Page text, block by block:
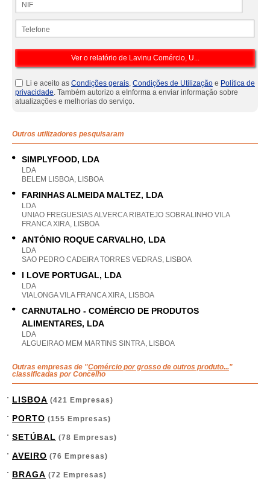
Li e aceito as Condições gerais, Condições de Utilização e Política de
privacidade. Também autorizo a eInforma a enviar informação sobre
atualizações e melhorias do serviço.
Outros utilizadores pesquisaram
SIMPLYFOOD, LDA
LDA
BELEM LISBOA, LISBOA
FARINHAS ALMEIDA MALTEZ, LDA
LDA
UNIAO FREGUESIAS ALVERCA RIBATEJO SOBRALINHO VILA
FRANCA XIRA, LISBOA
ANTÓNIO ROQUE CARVALHO, LDA
LDA
SAO PEDRO CADEIRA TORRES VEDRAS, LISBOA
I LOVE PORTUGAL, LDA
LDA
VIALONGA VILA FRANCA XIRA, LISBOA
CARNUTALHO - COMÉRCIO DE PRODUTOS
ALIMENTARES, LDA
LDA
ALGUEIRAO MEM MARTINS SINTRA, LISBOA
Outras empresas de "Comércio por grosso de outros produto..."
classificadas por Concelho
LISBOA (421 Empresas)
PORTO (155 Empresas)
SETÚBAL (78 Empresas)
AVEIRO (76 Empresas)
BRAGA (72 Empresas)